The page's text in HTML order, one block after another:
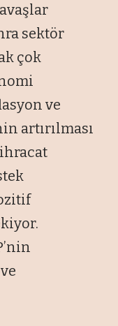
sektör
çok
ve
artırılması